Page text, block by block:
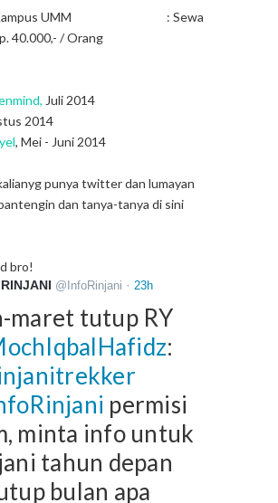
– Kampus UMM : Sewa
40.000,- / Orang
Juli 2014
2014
, Mei - Juni 2014
punya twitter dan lumayan
dan tanya-tanya di sini
bro!
@ InfoRinjani · 23h
permisi
minta info untuk
tahun depan
bulan apa